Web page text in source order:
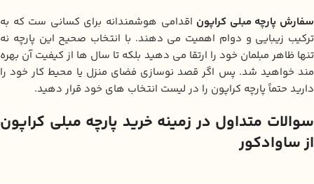
سفارش پارچه مبلی کراپون اقدامی هوشمندانه برای کسانی‌ ست که به
ترکیب زیبایی و دوام اهمیت می‌ دهند. با انتخاب صحیح این پارچه نه‌
تنها ظاهر مبلمان خود را ارتقا می‌ دهید بلکه تا سال‌ ها از کیفیت آن بهره‌
مند خواهید شد. پس اگر قصد نوسازی فضای منزل یا محیط کار خود را
دارید حتماً پارچه کراپون را در لیست انتخاب‌ های خود قرار دهید.
سوالات متداول در زمینه خرید پارچه مبلی کراپون
از ساوادکور